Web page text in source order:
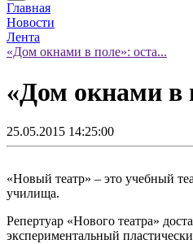
Главная
Новости
Лента
«Дом окнами в поле»: оста...
«Дом окнами в
25.05.2015 14:25:00
«Новый театр» – это учебный
училища.
Репертуар «Нового театра»
экспериментальный